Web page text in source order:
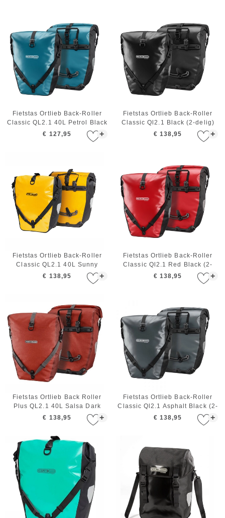
+
Fietstas Ortlieb Back-Roller
Classic QL2.1 40L Petrol Black
(2-delig)
€ 127,95 +
Fietstas Ortlieb Back-Roller
Classic Ql2.1 Black (2-delig)
€ 138,95
+
Fietstas Ortlieb Back-Roller
Classic QL2.1 40L Sunny
Yellow Black (2-delig)
€ 138,95 +
Fietstas Ortlieb Back-Roller
Classic Ql2.1 Red Black (2-
delig)
€ 138,95
+
Fietstas Ortlieb Back Roller
Plus QL2.1 40L Salsa Dark
Chili (2-Delig)
€ 138,95 +
Fietstas Ortlieb Back-Roller
Classic Ql2.1 Asphalt Black (2-
delig)
€ 138,95